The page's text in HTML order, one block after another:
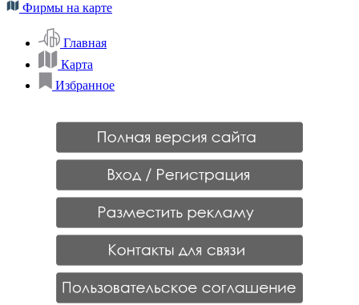
Фирмы на карте
Главная
Карта
Избранное